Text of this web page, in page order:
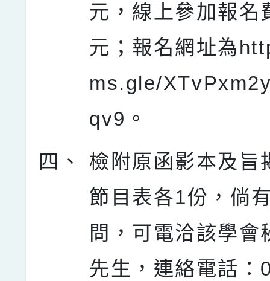
元，線上參加報名
元；報名網址為
ms.gle/
qv9。
四、
檢附原函影本及旨
節目表各1份，倘
問，可電洽該學會
先生，連絡電話：